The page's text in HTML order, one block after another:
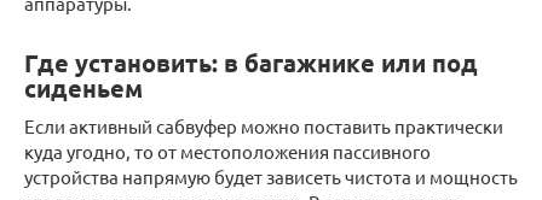
Где установить: в багажнике или под
сиденьем
Если активный сабвуфер можно поставить практически
куда угодно, то от местоположения пассивного
устройства напрямую будет зависеть чистота и мощность